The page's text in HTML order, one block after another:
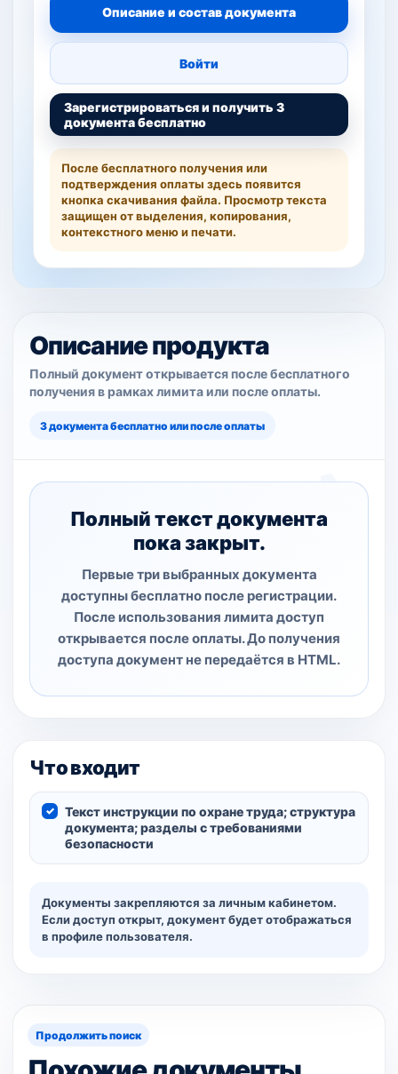
Описание и состав документа
Войти
Зарегистрироваться и получить 3
документа бесплатно
После бесплатного получения или
подтверждения оплаты здесь появится
кнопка скачивания файла. Просмотр текста
защищен от выделения, копирования,
контекстного меню и печати.
Описание продукта
Полный документ открывается после бесплатного
получения в рамках лимита или после оплаты.
3 документа бесплатно или после оплаты
Полный текст документа
пока закрыт.
Первые три выбранных документа
доступны бесплатно после регистрации.
После использования лимита доступ
открывается после оплаты. До получения
доступа документ не передаётся в HTML.
Что входит
Текст инструкции по охране труда; структура
документа; разделы с требованиями
безопасности
Документы закрепляются за личным кабинетом.
Если доступ открыт, документ будет отображаться
в профиле пользователя.
Продолжить поиск